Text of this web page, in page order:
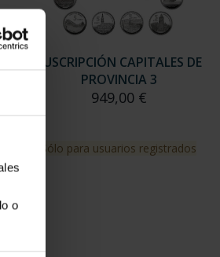
o
SUSCRIPCIÓN CAPITALES DE
PROVINCIA 3
949,00 €
Sólo para usuarios registrados